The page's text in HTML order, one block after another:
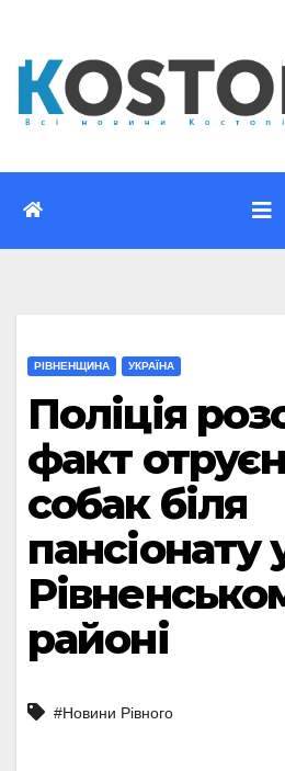
вмісту
РІВНЕНЩИНА УКРАЇНА
Поліція
факт
собак біля
пансіонату
районі
#Новини Рівного